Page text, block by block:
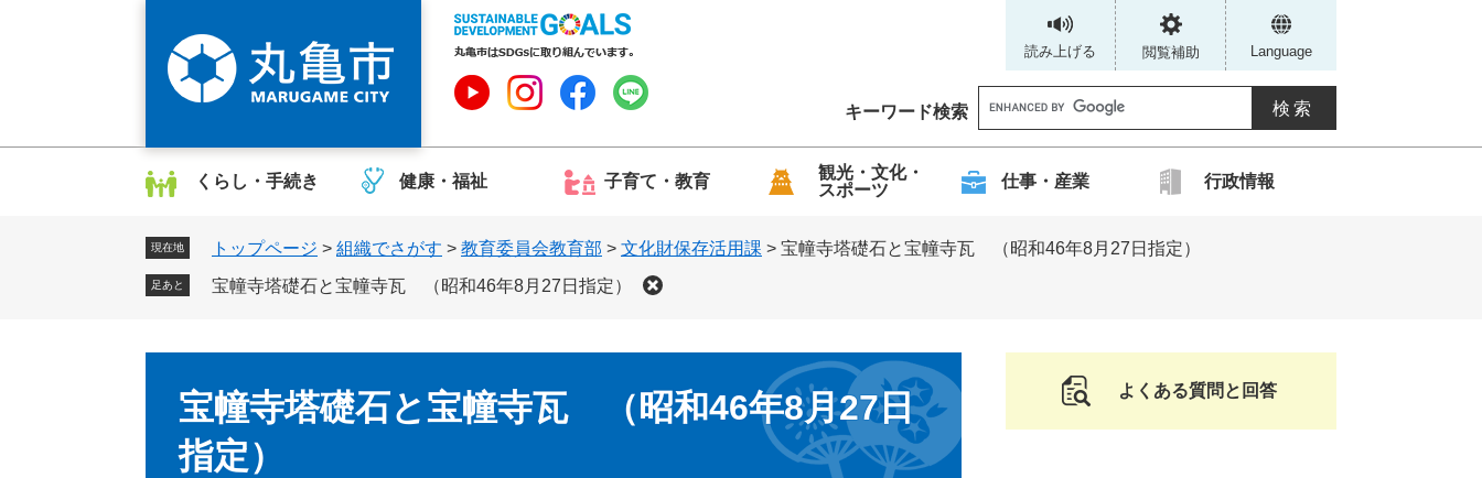
頭
飛
読み上げる 閲覧補助 Language
キーワード検索
G
o
g
l
くらし・手続き 健康・福祉 子育て・教育
観光・文化・
スポーツ
仕事・産業 行政情報
現在地 トップページ > 組織でさがす > 教育委員会教育部 > 文化財保存活用課 > 宝幢寺塔礎石と宝幢寺瓦 （昭和46年8月27日指定）
足あと 宝幢寺塔礎石と宝幢寺瓦 （昭和46年8月27日指定）
宝幢寺塔礎石と宝幢寺瓦 （昭和46年8月27日
指定）
よくある質問と回答